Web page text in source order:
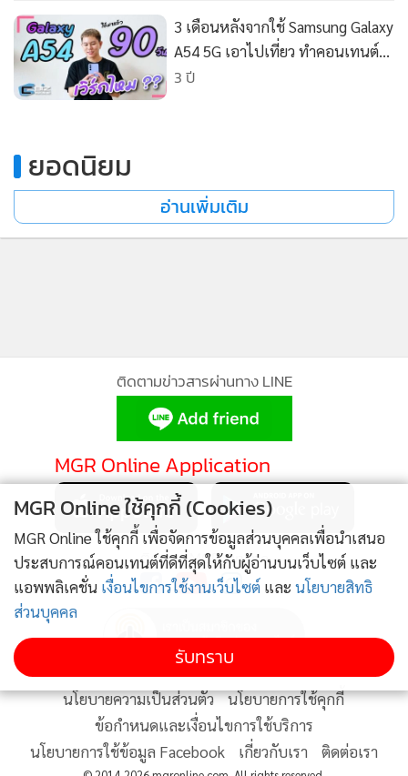
• Management & HR
MGR Live
• Infographic
• การเมือง
• กีฬา
• ต่างประเทศ
•
• เศรษฐกิจ-ธุรกิจ
• Motoring
• อินโดจีน
Celeb Online
• Factcheck
• ญี่ปุ่น
• News1
•
3 เดือนหลังจากใช้ Samsung Galaxy
A54 5G เอาไปเที่ยว ทำคอนเทนต์
เป็นยังไง?
3 ปี
ยอดนิยม
อ่านเพิ่มเติม
ติดตามข่าวสารผ่านทาง LINE
MGR Online Application
ติดตาม MGR Online
นโยบายความเป็นส่วนตัว
นโยบายการใช้คุกกี้
ข้อกำหนดและเงื่อนไขการใช้บริการ
นโยบายการใช้ข้อมูล Facebook
เกี่ยวกับเรา ติดต่อเรา
MGR Online ใช้คุกกี้ (Cookies)
MGR Online ใช้คุกกี้ เพื่อจัดการข้อมูลส่วนบุคคลเพื่อนำเสนอ
ประสบการณ์คอนเทนต์ที่ดีที่สุดให้กับผู้อ่านบนเว็บไซต์ และ
แอพพลิเคชั่น เงื่อนไขการใช้งานเว็บไซต์ และ นโยบายสิทธิ
ส่วนบุคคล
รับทราบ